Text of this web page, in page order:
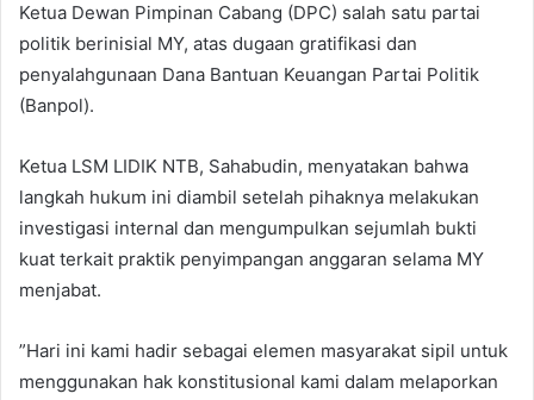
Ketua Dewan Pimpinan Cabang (DPC) salah satu partai
politik berinisial MY, atas dugaan gratifikasi dan
penyalahgunaan Dana Bantuan Keuangan Partai Politik
(Banpol).
​Ketua LSM LIDIK NTB, Sahabudin, menyatakan bahwa
langkah hukum ini diambil setelah pihaknya melakukan
investigasi internal dan mengumpulkan sejumlah bukti
kuat terkait praktik penyimpangan anggaran selama MY
menjabat.
​”Hari ini kami hadir sebagai elemen masyarakat sipil untuk
menggunakan hak konstitusional kami dalam melaporkan